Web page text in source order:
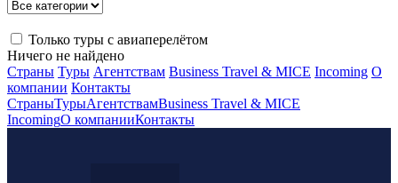
Только туры с авиаперелётом
Ничего не найдено
Страны Туры Агентствам Business Travel & MICE Incoming О
компании Контакты
СтраныТурыАгентствамBusiness Travel & MICE
IncomingО компанииКонтакты